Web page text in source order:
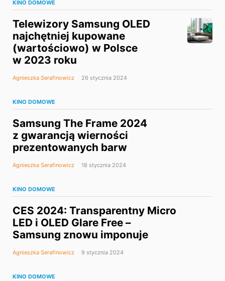
KINO DOMOWE
Telewizory Samsung OLED
najchętniej kupowane
(wartościowo) w Polsce
w 2023 roku
Agnieszka Serafinowicz 26 stycznia 2024
KINO DOMOWE
Samsung The Frame 2024
z gwarancją wierności
prezentowanych barw
Agnieszka Serafinowicz 18 stycznia 2024
KINO DOMOWE
CES 2024: Transparentny Micro
LED i OLED Glare Free –
Samsung znowu imponuje
Agnieszka Serafinowicz 9 stycznia 2024
KINO DOMOWE